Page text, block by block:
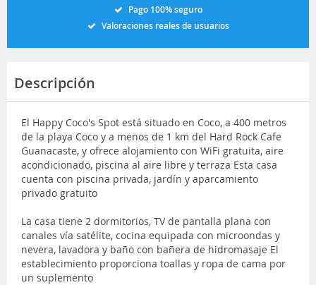
Pago 100% seguro
Valoraciones reales de usuarios
Descripción
El Happy Coco's Spot está situado en Coco, a 400 metros
de la playa Coco y a menos de 1 km del Hard Rock Cafe
Guanacaste, y ofrece alojamiento con WiFi gratuita, aire
acondicionado, piscina al aire libre y terraza Esta casa
cuenta con piscina privada, jardín y aparcamiento
privado gratuito
La casa tiene 2 dormitorios, TV de pantalla plana con
canales vía satélite, cocina equipada con microondas y
nevera, lavadora y baño con bañera de hidromasaje El
establecimiento proporciona toallas y ropa de cama por
un suplemento